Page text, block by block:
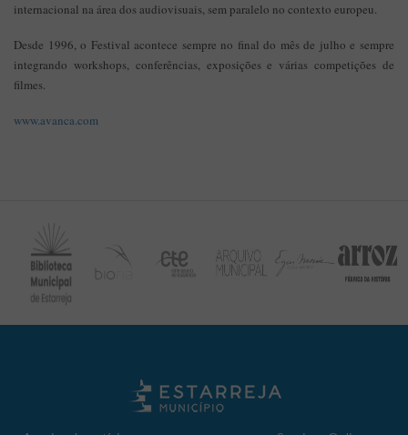
internacional na área dos audiovisuais, sem paralelo no contexto europeu.
Desde 1996, o Festival acontece sempre no final do mês de julho e sempre
integrando workshops, conferências, exposições e várias competições de
filmes.
www.avanca.com